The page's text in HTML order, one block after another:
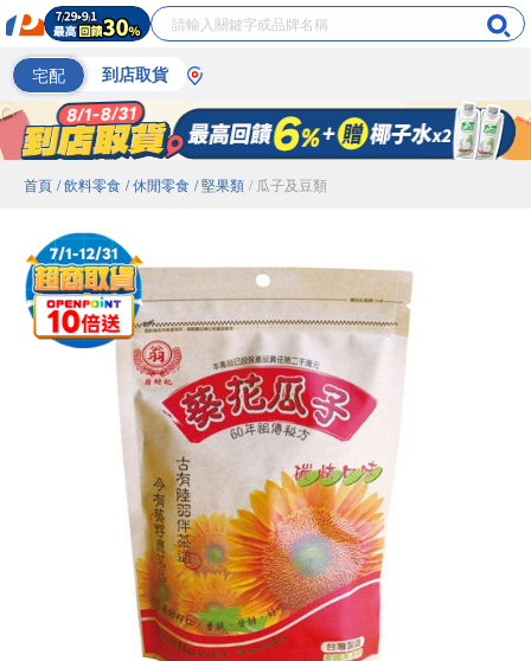
宅配 到店取貨
首頁 / 飲料零食 / 休閒零食 / 堅果類 / 瓜子及豆類